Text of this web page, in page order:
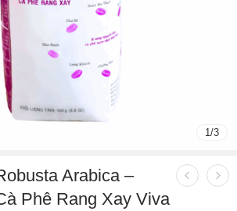
1/3
Arabica –
Phê Rang Xay Viva